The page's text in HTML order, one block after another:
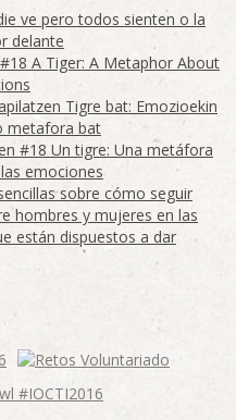
ve pero todos sienten o la
delante
A Tiger: A Metaphor About
Tigre bat: Emozioekin
metafora bat
#18 Un tigre: Una metáfora
emociones
sobre cómo seguir
hombres y mujeres en las
están dispuestos a dar